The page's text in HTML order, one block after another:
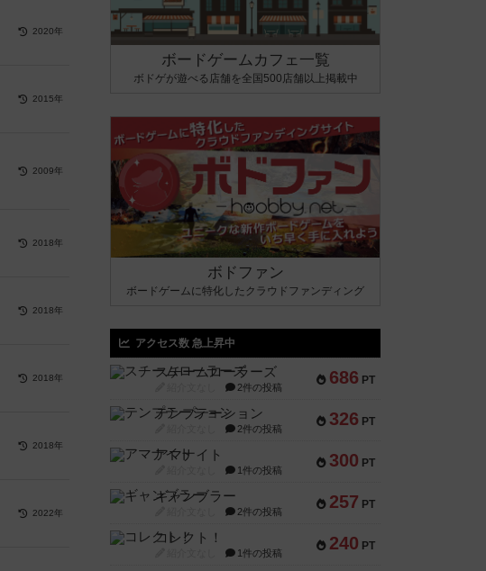
2020年
2015年
2009年
2018年
2018年
2018年
2018年
2022年
ボードゲームカフェ一覧
ボドゲが遊べる店舗を全国500店舗以上掲載中
ボドファン
ボードゲームに特化したクラウドファンディング
アクセス数 急上昇中
686 PT
スチームローラーズ
2件の投稿
326 PT
テンプテーション
2件の投稿
300 PT
アマナイト
1件の投稿
257 PT
ギャンブラー
2件の投稿
240 PT
コレクト！
1件の投稿